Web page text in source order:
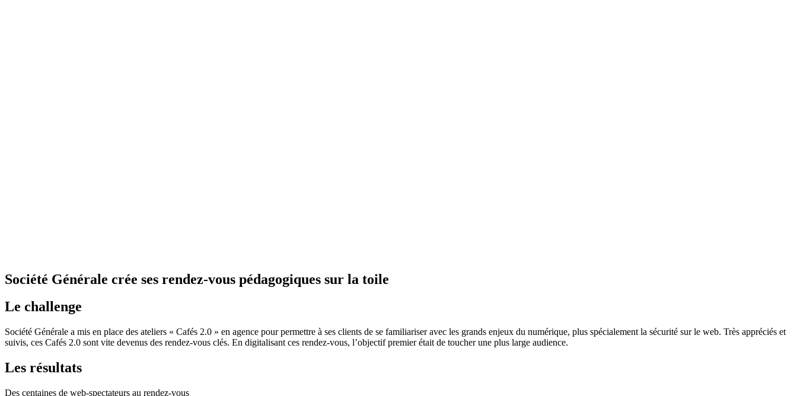
Société Générale crée ses rendez-vous pédagogiques sur la toile
Le challenge
Société Générale a mis en place des ateliers « Cafés 2.0 » en agence pour permettre à ses clients de se familiariser avec les grands enjeux du numérique, plus spécialement la sécurité sur le web. ​Très appréciés et
suivis, ces Cafés 2.0 sont vite devenus des rendez-vous clés.​ En digitalisant ces rendez-vous, l’objectif premier était de toucher une plus large audience. ​
Les résultats
Des centaines de web-spectateurs au rendez-vous